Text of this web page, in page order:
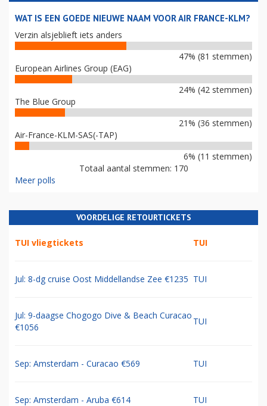
WAT IS EEN GOEDE NIEUWE NAAM VOOR AIR FRANCE-KLM?
Verzin alsjeblieft iets anders
47% (81 stemmen)
European Airlines Group (EAG)
24% (42 stemmen)
The Blue Group
21% (36 stemmen)
Air-France-KLM-SAS(-TAP)
6% (11 stemmen)
Totaal aantal stemmen: 170
Meer polls
VOORDELIGE RETOURTICKETS
TUI vliegtickets TUI
Jul: 8-dg cruise Oost Middellandse Zee €1235 TUI
Jul: 9-daagse Chogogo Dive & Beach Curacao
€1056
TUI
Sep: Amsterdam - Curacao €569 TUI
Sep: Amsterdam - Aruba €614 TUI